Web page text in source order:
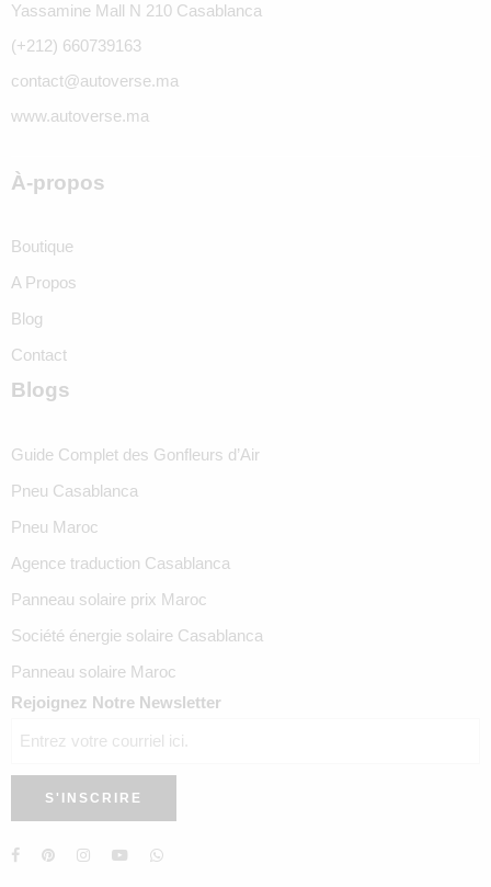
Yassamine Mall N 210 Casablanca
(+212) 660739163
contact@autoverse.ma
www.autoverse.ma
À-propos
Boutique
A Propos
Blog
Contact
Blogs
Guide Complet des Gonfleurs d’Air
Pneu Casablanca
Pneu Maroc
Agence traduction Casablanca
Panneau solaire prix Maroc
Société énergie solaire Casablanca
Panneau solaire Maroc
Rejoignez Notre Newsletter